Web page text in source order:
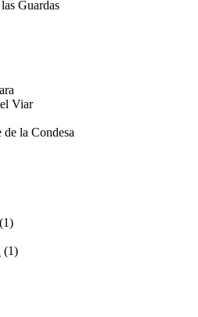
Guardas
Viar
la Condesa
(1)
(1)